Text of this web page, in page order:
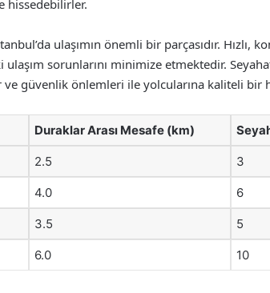
hissedebilirler.
ulaşımın önemli bir parçasıdır. Hızlı,
sorunlarını minimize etmektedir.
ve güvenlik önlemleri ile yolcularına kaliteli bir
Duraklar Arası Mesafe (km)
2.5 3
4.0 6
3.5 5
6.0 10